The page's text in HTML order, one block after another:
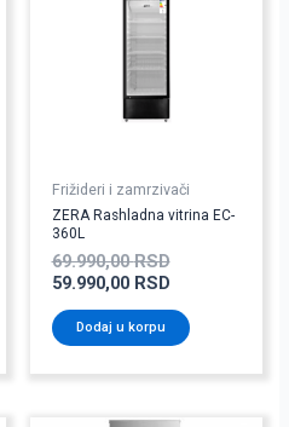
Frižideri i zamrzivači
ZERA Rashladna vitrina EC-
360L
69.990,00RSD
59.990,00 RSD
Dodaj u korpu